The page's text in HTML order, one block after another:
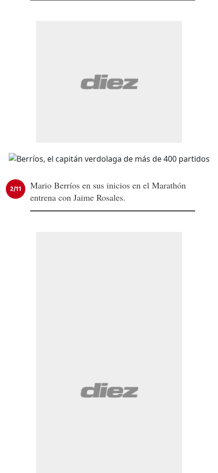
2/11
Mario Berríos en sus inicios en el Marathón
entrena con Jaime Rosales.